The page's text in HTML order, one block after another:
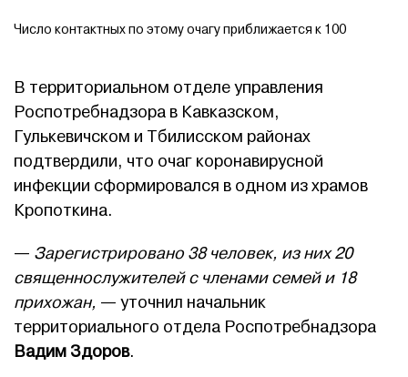
Число контактных по этому очагу приближается к 100
В территориальном отделе управления
Роспотребнадзора в Кавказском,
Гулькевичском и Тбилисском районах
подтвердили, что очаг коронавирусной
инфекции сформировался в одном из храмов
Кропоткина.
— Зарегистрировано 38 человек, из них 20
священнослужителей с членами семей и 18
прихожан, — уточнил начальник
территориального отдела Роспотребнадзора
Вадим Здоров.